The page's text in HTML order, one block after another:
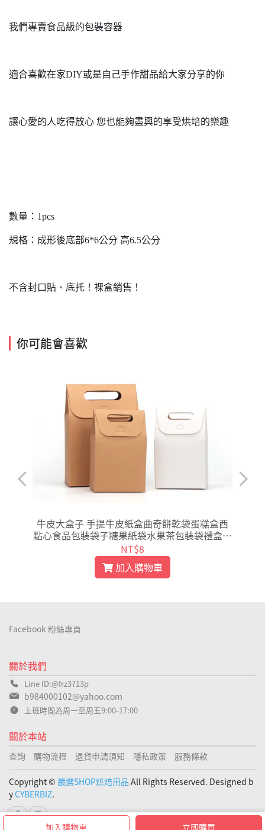
加入購物車 立即購買
我們專賣食品級的包裝容器
適合喜歡在家DIY或是自己手作甜品給大家分享的你
讓心愛的人吃得放心 您也能夠盡興的享受烘培的樂趣
數量：1pcs
規格：成形後底部6*6公分 高6.5公分
不含封口貼、底托！裸盒銷售！
你可能會喜歡
牛皮大盒子 手提牛皮紙盒曲奇餅乾袋蛋糕盒西
點心食品包裝袋子糖果紙袋水果茶包裝袋禮盒牛
軋糖包裝【C097】
NT$8
加入購物車
關於我們
Line ID:@frz3713p
b984000102@yahoo.com
上班時間為周一至周五9:00-17:00
關於本站
查詢 購物流程 退貨申請須知 隱私政策 服務條款
Facebook 粉絲專頁
Copyright © 嚴選SHOP烘焙用品 All Rights Reserved. Designed b
yCYBERBIZ.